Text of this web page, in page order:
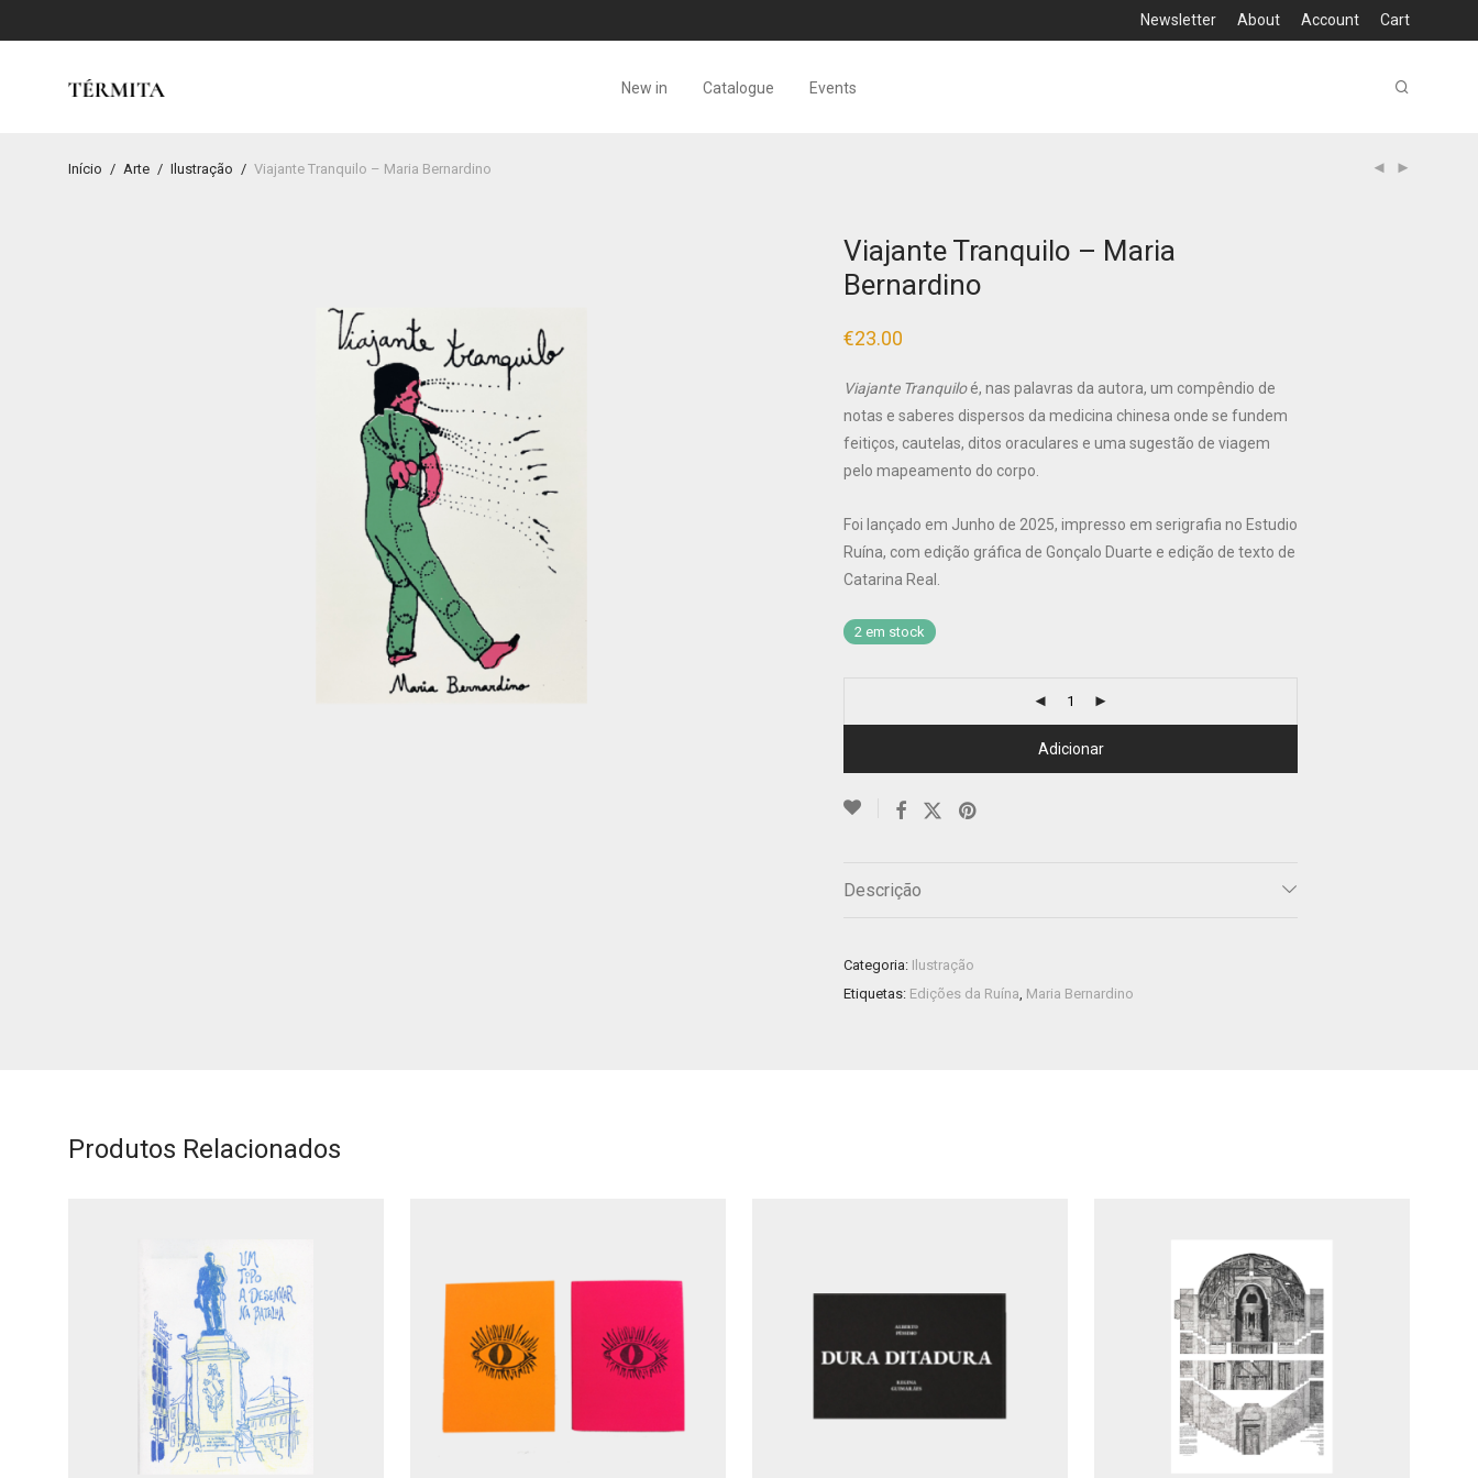
Newsletter About Account Cart
New in Catalogue Events
Início / Arte / Ilustração / Viajante Tranquilo – Maria Bernardino
Viajante Tranquilo – Maria
Bernardino
€23.00
Viajante Tranquiloé, nas palavras da autora, um compêndio de
notas e saberes dispersos da medicina chinesa onde se fundem
feitiços, cautelas, ditos oraculares e uma sugestão de viagem
pelo mapeamento do corpo.
Foi lançado em Junho de 2025, impresso em serigrafia no Estudio
Ruína, com edição gráfica de Gonçalo Duarte e edição de texto de
Catarina Real.
2 em stock
Adicionar
Descrição
Categoria: Ilustração
Etiquetas: Edições da Ruína, Maria Bernardino
Produtos Relacionados